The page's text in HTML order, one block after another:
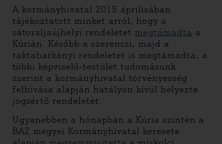
A kormányhivatal 2015 áprilisában
tájékoztatott minket arról, hogy a
sátoraljaújhelyi rendeletet megtámadta a
Kúrián. Később a szerencsi, majd a
taktaharkányi rendeletet is megtámadta, a
többi képviselő-testület tudomásunk
szerint a kormányhivatal törvényesség
felhívása alapján hatályon kívül helyezte
jogsértő rendeletét.
Ugyanebben a hónapban a Kúria szintén a
BAZ megyei Kormányhivatal keresete